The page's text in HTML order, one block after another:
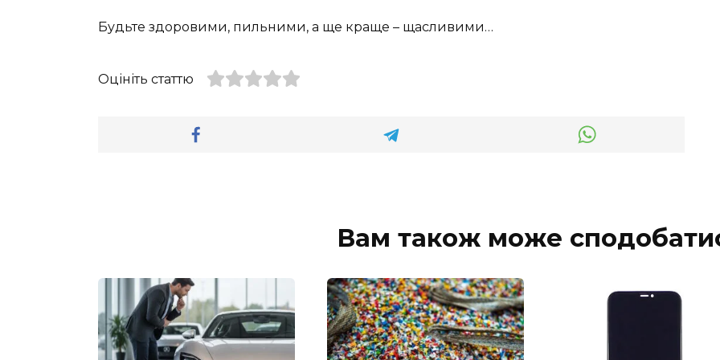
Будьте здоровими, пильними, а ще краще – щасливими…
Оцініть статтю
Вам також може